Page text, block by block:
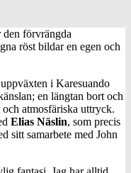
den förvrängda
röst bildar en egen och
i Karesuando
en längtan bort och
atmosfäriska uttryck.
Elias Näslin, som precis
sitt samarbete med John